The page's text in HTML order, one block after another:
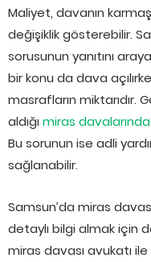
Maliyet, davanın
değişiklik gösterebilir.
sorusunun yanıtını
bir konu da dava
masrafların miktarıdır.
aldığı miras davalarında
Bu sorunun ise adli
sağlanabilir.
Samsun’da miras
detaylı bilgi almak için
miras davası avukatı